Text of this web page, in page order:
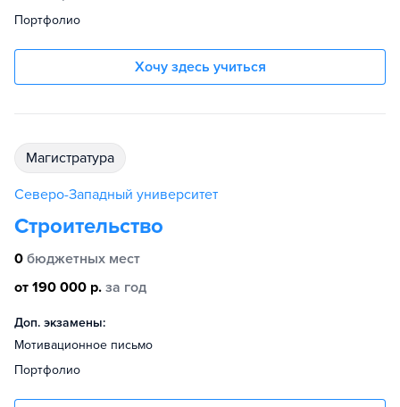
Портфолио
Хочу здесь учиться
магистратура
Северо-Западный университет
Строительство
0 бюджетных мест
от 190 000 р. за год
Доп. экзамены:
Мотивационное письмо
Портфолио